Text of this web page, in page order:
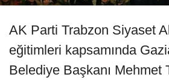
AK Parti Trabzon Siyaset
eğitimleri kapsamında
Belediye Başkanı Mehmet